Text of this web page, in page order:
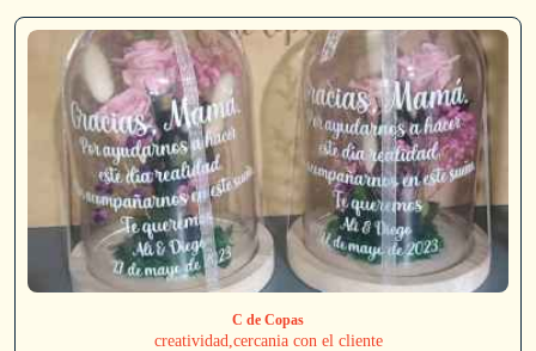
C de Copas
creatividad,cercania con el cliente